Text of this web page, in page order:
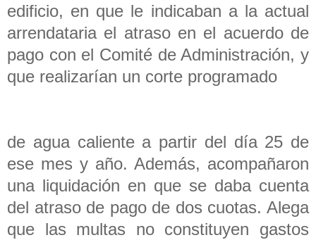
edificio, en que le indicaban a la actual
arrendataria el atraso en el acuerdo de
pago con el Comité de Administración, y
que realizarían un corte programado
de agua caliente a partir del día 25 de
ese mes y año. Además, acompañaron
una liquidación en que se daba cuenta
del atraso de pago de dos cuotas. Alega
que las multas no constituyen gastos